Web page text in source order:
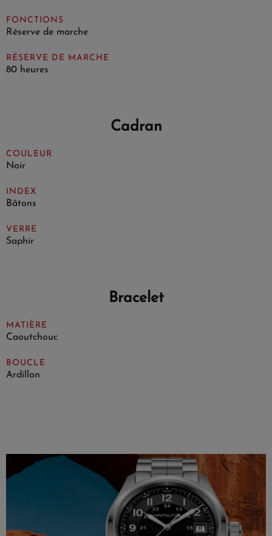
FONCTIONS
Réserve de marche
RÉSERVE DE MARCHE
80 heures
Cadran
COULEUR
Noir
INDEX
Bâtons
VERRE
Saphir
Bracelet
MATIÈRE
Caoutchouc
BOUCLE
Ardillon